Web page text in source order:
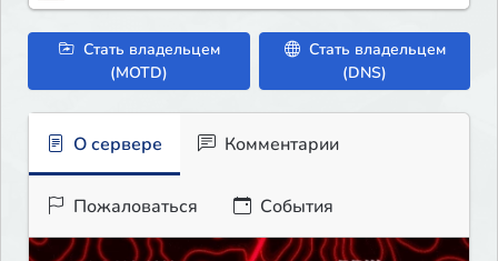
Стать владельцем
(MOTD)
Стать владельцем
(DNS)
О сервере Комментарии
Пожаловаться События